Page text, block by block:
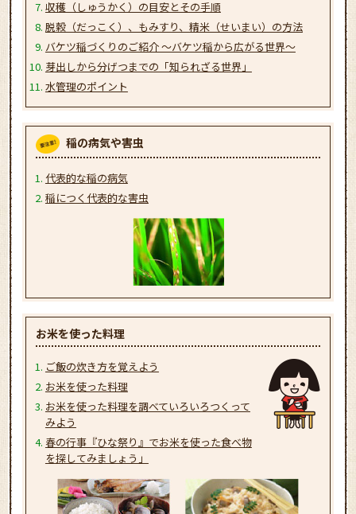
収穫（しゅうかく）の目安とその手順
脱穀（だっこく）、もみすり、精米（せいまい）の方法
バケツ稲づくりのご紹介 ～バケツ稲から広がる世界～
芽出しから分げつまでの「知られざる世界」
水管理のポイント
稲の病気や害虫
代表的な稲の病気
稲につく代表的な害虫
お米を使った料理
ご飯の炊き方を覚えよう
お米を使った料理
お米を使った料理を調べていろいろつくって
みよう
春の行事『ひな祭り』でお米を使った食べ物
を探してみましょう」